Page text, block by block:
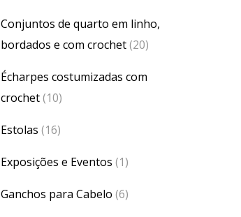
Conjuntos de quarto em linho,
bordados e com crochet(20)
Écharpes costumizadas com
crochet(10)
Estolas (16)
Exposições e Eventos (1)
Ganchos para Cabelo (6)